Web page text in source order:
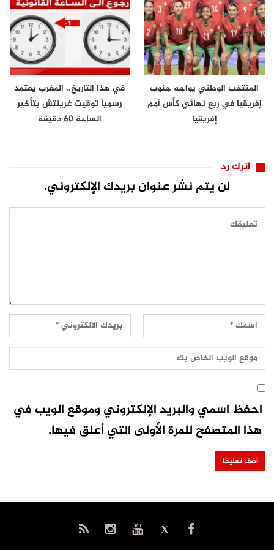
المنتخب الوطني يواجه جنوب
إفريقيا في ربع نهائي كأس أمم
إفريقيا
في هذا التاريخ.. المغرب يعتمد
رسمياً توقيت غرينتش بتأخير
الساعة 60 دقيقة
اترك رد
لن يتم نشر عنوان بريدك الإلكتروني.
احفظ اسمي والبريد الإلكتروني وموقع الويب في
هذا المتصفح للمرة الأولى التي أعلق فيها.